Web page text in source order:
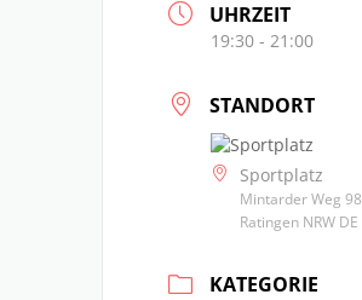
UHRZEIT
19:30 - 21:00
STANDORT
Sportplatz
Mintarder Weg 98
Ratingen NRW DE
KATEGORIE